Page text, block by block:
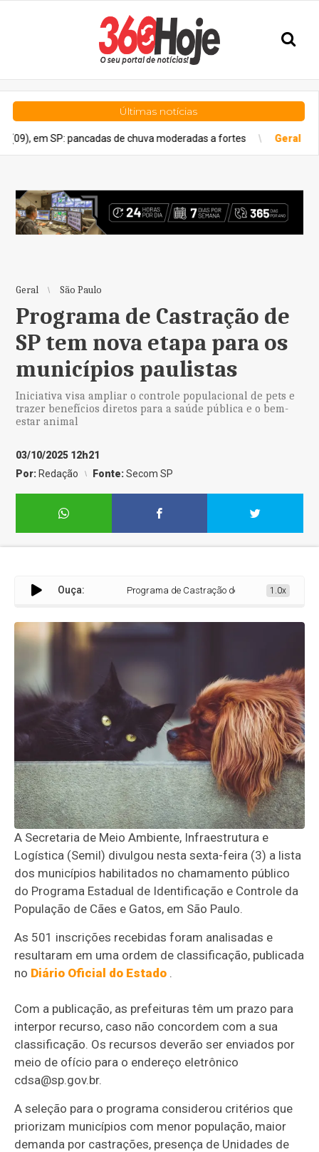
Últimas notícias
pancadas de chuva moderadas a fortes Geral Estado de
Geral São Paulo
Programa de Castração de
SP tem nova etapa para os
municípios paulistas
Iniciativa visa ampliar o controle populacional de pets e
trazer benefícios diretos para a saúde pública e o bem-
estar animal
03/10/2025 12h21
Por: Redação Fonte:Secom SP
Ouça: Programa de Castração de SP tem nova etapa
1.0x
A Secretaria de Meio Ambiente, Infraestrutura e
Logística (Semil) divulgou nesta sexta-feira (3) a lista
dos municípios habilitados no chamamento público
do Programa Estadual de Identificação e Controle da
População de Cães e Gatos, em São Paulo.
As 501 inscrições recebidas foram analisadas e
resultaram em uma ordem de classificação, publicada
no Diário Oficial do Estado .
Com a publicação, as prefeituras têm um prazo para
interpor recurso, caso não concordem com a sua
classificação. Os recursos deverão ser enviados por
meio de ofício para o endereço eletrônico
cdsa@sp.gov.br.
A seleção para o programa considerou critérios que
priorizam municípios com menor população, maior
demanda por castrações, presença de Unidades de